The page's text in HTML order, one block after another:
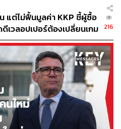
แต่ไม่ฟื้นมูลค่า KKP ชี้ผู้ซื้อ
วลอปเปอร์ต้องเปลี่ยนเกม
216